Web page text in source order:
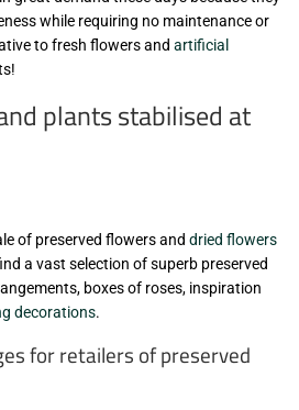
while requiring no maintenance or
to fresh flowers and artificial
plants stabilised at
of preserved flowers and dried flowers
a vast selection of superb preserved
boxes of roses, inspiration
decorations.
for retailers of preserved